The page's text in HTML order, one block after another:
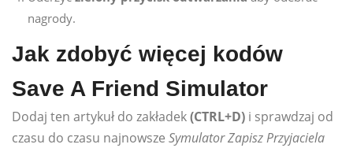
nagrody.
Jak zdobyć więcej kodów
Save A Friend Simulator
Dodaj ten artykuł do zakładek(CTRL+D) i sprawdzaj od
czasu do czasu najnowsze Symulator Zapisz Przyjaciela